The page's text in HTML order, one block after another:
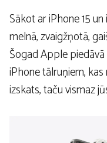
Sākot ar iPhone 15
melnā, zvaigžņotā,
Šogad Apple
iPhone tālruņiem,
izskats, taču vismaz